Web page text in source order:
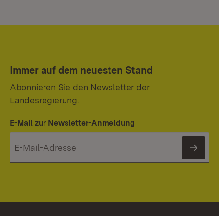
Immer auf dem neuesten Stand
Abonnieren Sie den Newsletter der
Landesregierung.
E-Mail zur Newsletter-Anmeldung